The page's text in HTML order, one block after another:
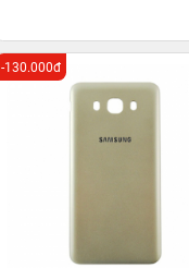
-130.000đ